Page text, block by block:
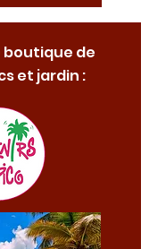
de
et jardin :